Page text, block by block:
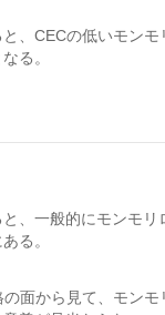
、CECの低いモン
る。
、一般的にモンモリ
る。
面から見て、モンモ